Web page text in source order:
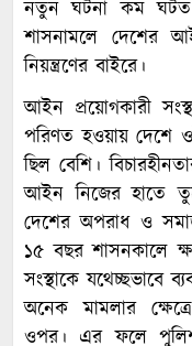
নতুন ঘটনা কম
শাসনামলে দেশের
নিয়ন্ত্রণের বাইরে।
আইন প্রয়োগকারী
পরিণত হওয়ায় দেশে
ছিল বেশি।
আইন নিজের হাতে
দেশের অপরাধ ও
১৫ বছর শাসনকালে
সংস্থাকে যথেচ্ছভাবে
অনেক মামলার
ওপর। এর ফলে পুলিশ